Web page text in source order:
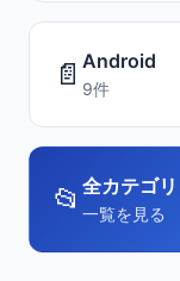
📄 Android
9件
📂 全カテゴリ
一覧を見る